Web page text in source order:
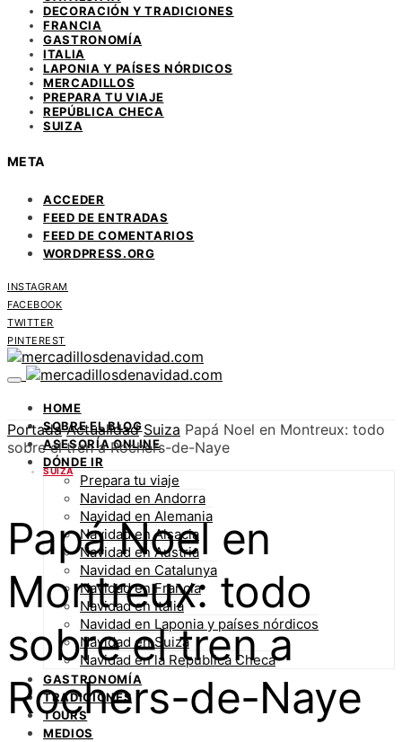
DECORACIÓN Y TRADICIONES
FRANCIA
GASTRONOMÍA
ITALIA
LAPONIA Y PAÍSES NÓRDICOS
MERCADILLOS
PREPARA TU VIAJE
REPÚBLICA CHECA
SUIZA
META
ACCEDER
FEED DE ENTRADAS
FEED DE COMENTARIOS
WORDPRESS.ORG
INSTAGRAM
FACEBOOK
TWITTER
PINTEREST
HOME
SOBRE EL BLOG
ASESORÍA ONLINE
DÓNDE IR
Prepara tu viaje
Navidad en Andorra
Navidad en Alemania
Navidad en Alsacia
Navidad en Austria
Navidad en Catalunya
Navidad en Francia
Navidad en Italia
Navidad en Laponia y países nórdicos
Navidad en Suiza
Navidad en la República Checa
GASTRONOMÍA
TRADICIONES
TOURS
MEDIOS
Portada Actualidad Suiza Papá Noel en Montreux: todo
sobre el tren a Rochers-de-Naye
SUIZA
Papá Noel en
Montreux: todo
sobre el tren a
Rochers-de-Naye